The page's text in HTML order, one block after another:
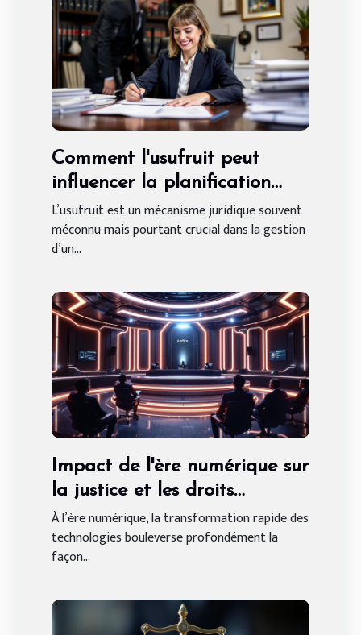
Comment l'usufruit peut
influencer la planification
successorale après un divorce
?
L’usufruit est un mécanisme juridique souvent
méconnu mais pourtant crucial dans la gestion
d’un...
Impact de l'ère numérique sur
la justice et les droits
individuels
À l’ère numérique, la transformation rapide des
technologies bouleverse profondément la
façon...